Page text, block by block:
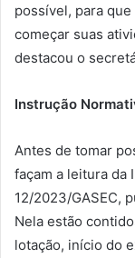
possível, para
começar suas
destacou o
Instrução
Antes de tomar
façam a leitura da
12/2023/GASEC,
Nela estão
lotação, início do